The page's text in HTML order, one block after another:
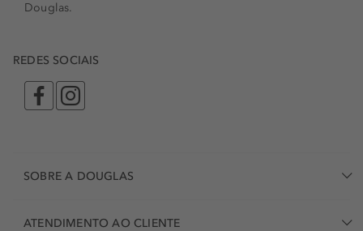
Douglas.
REDES SOCIAIS
SOBRE A DOUGLAS
ATENDIMENTO AO CLIENTE